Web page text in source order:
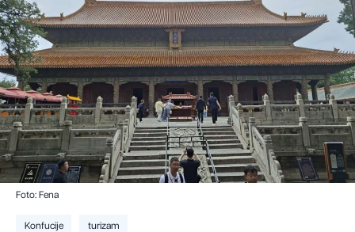
Foto: Fena
Konfucije turizam